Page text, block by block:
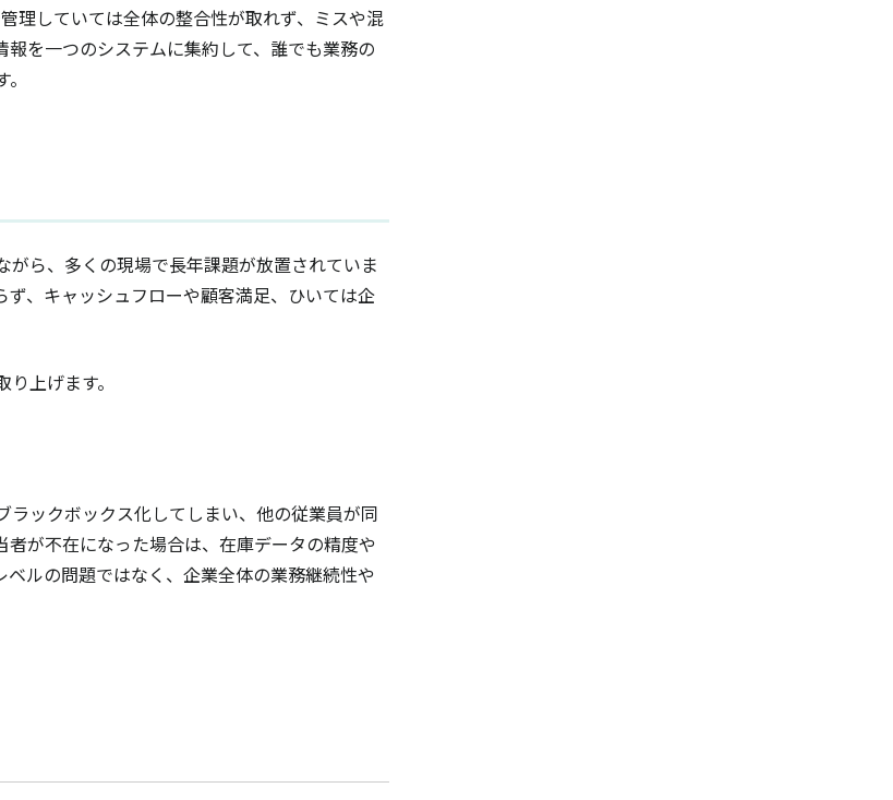
理していては全体の整合性が取れず、ミスや混
を一つのシステムに集約して、誰でも業務の
ら、多くの現場で長年課題が放置されていま
、キャッシュフローや顧客満足、ひいては企
上げます。
ックボックス化してしまい、他の従業員が同
が不在になった場合は、在庫データの精度や
ルの問題ではなく、企業全体の業務継続性や